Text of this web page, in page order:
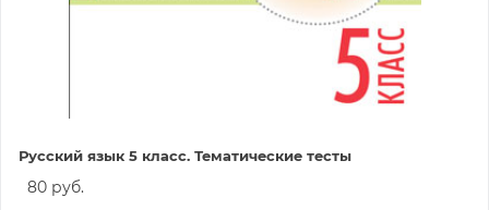
Русский язык 5 класс. Тематические тесты
80 руб.